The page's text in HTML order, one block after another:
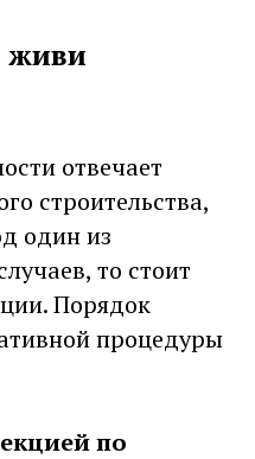
живи
отвечает
строительства,
один из
то стоит
Порядок
процедуры
по